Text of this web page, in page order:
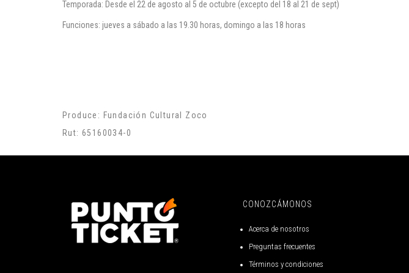
Temporada: Desde el 22 de agosto al 5 de octubre (excepto del 18 al 21 de sept)
Funciones: jueves a sábado a las 19.30 horas, domingo a las 18 horas
Produce: Fundación Cultural Zoco
Rut: 65160034-0
CONOZCÁMONOS
Acerca de nosotros
Preguntas frecuentes
Términos y condiciones